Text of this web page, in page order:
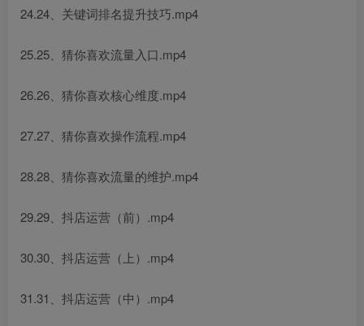
24.24、关键词排名提升技巧.mp4
25.25、猜你喜欢流量入口.mp4
26.26、猜你喜欢核心维度.mp4
27.27、猜你喜欢操作流程.mp4
28.28、猜你喜欢流量的维护.mp4
29.29、抖店运营（前）.mp4
30.30、抖店运营（上）.mp4
31.31、抖店运营（中）.mp4